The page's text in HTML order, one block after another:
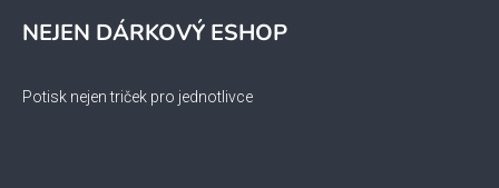
NEJEN DÁRKOVÝ ESHOP
Potisk nejen triček pro jednotlivce